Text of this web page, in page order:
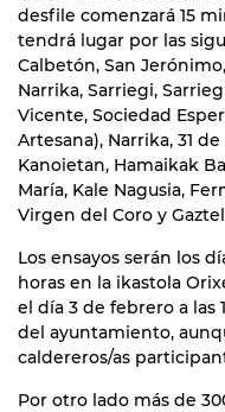
desfile comenzará 15
tendrá lugar por las
Calbetón, San
Narrika, Sarriegi,
Vicente, Sociedad
Artesana), Narrika, 31
Kanoietan, Hamaikak
María, Kale Nagusia,
Virgen del Coro y
Los ensayos serán los
horas en la ikastola
el día 3 de febrero a las
del ayuntamiento,
caldereros/as
Por otro lado más de